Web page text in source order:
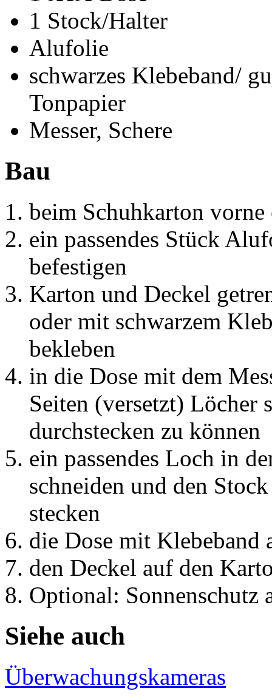
1 Stock/Halter
Alufolie
schwarzes Klebeband/
Tonpapier
Messer, Schere
Bau
beim Schuhkarton vorne
ein passendes Stück
befestigen
Karton und Deckel
oder mit schwarzem
bekleben
in die Dose mit dem
Seiten (versetzt) Löcher
durchstecken zu können
ein passendes Loch in
schneiden und den
stecken
die Dose mit Klebeband
den Deckel auf den
Optional: Sonnenschutz
Siehe auch
Überwachungskameras